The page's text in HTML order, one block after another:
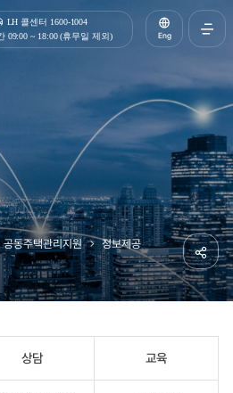
LH 콜센터 1600-1004
09:00 ~ 18:00 (휴무일 제외)
Eng
열기
공동주택관리지원 정보제공
공유
상담 교육